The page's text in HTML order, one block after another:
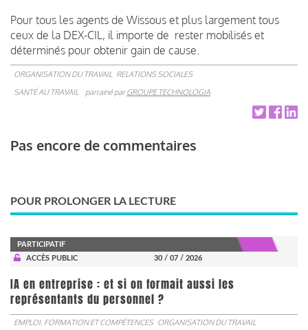
Pour tous les agents de Wissous et plus largement tous
ceux de la DEX-CIL, il importe de rester mobilisés et
déterminés pour obtenir gain de cause.
ORGANISATION DU TRAVAIL RELATIONS SOCIALES
SANTÉ AU TRAVAIL
parrainé parGROUPE TECHNOLOGIA
Pas encore de commentaires
POUR PROLONGER LA LECTURE
PARTICIPATIF
ACCÈS PUBLIC
30 / 07 / 2026
IA en entreprise : et si on formait aussi les
représentants du personnel ?
EMPLOI, FORMATION ET COMPÉTENCES ORGANISATION DU TRAVAIL